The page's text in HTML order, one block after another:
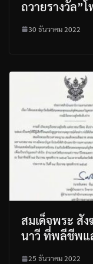
ถวายรางวัล”
30 ธันวาคม 2022
สมเด็จพระ สั
นาวี ที่พลีชีพแ
25 ธันวาคม 2022